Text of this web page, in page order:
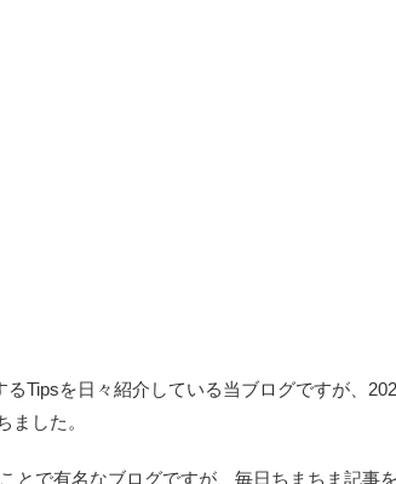
るTipsを日々紹介している当ブログですが、
ました。
とで有名なブログですが、毎日ちまちま記事